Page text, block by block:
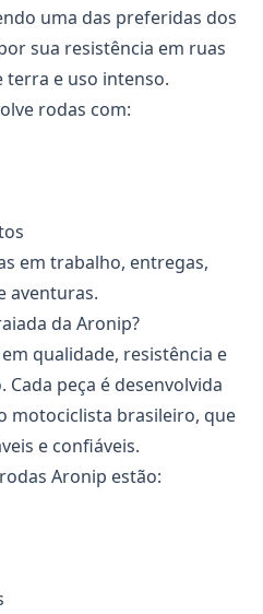
uma das preferidas dos
sua resistência em ruas
terra e uso intenso.
rodas com:
em trabalho, entregas,
aventuras.
da Aronip?
qualidade, resistência e
peça é desenvolvida
motociclista brasileiro, que
e confiáveis.
rodas Aronip estão: